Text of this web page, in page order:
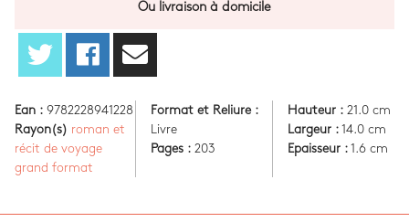
Ou livraison à domicile
Ean : 9782228941228
Rayon(s) roman et
récit de voyage
grand format
Format et Reliure :
Livre
Pages : 203
Hauteur :21.0 cm
Largeur :14.0 cm
Epaisseur :1.6 cm